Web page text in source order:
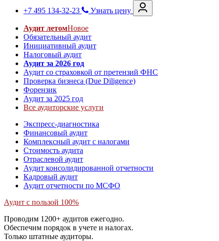
+7 495 134-32-23
Узнать цену
Аудит летомНовое
Обязательный аудит
Инициативный аудит
Налоговый аудит
Аудит за 2026 год
Аудит со страховкой от претензий ФНС
Проверка бизнеса (Due Diligence)
Форензик
Аудит за 2025 год
Все аудиторские услуги
Экспресс-диагностика
Финансовый аудит
Комплексный аудит с налогами
Стоимость аудита
Отраслевой аудит
Аудит консолидированной отчетности
Кадровый аудит
Аудит отчетности по МСФО
Аудит с пользой 100%
Проводим 1200+ аудитов ежегодно.
Обеспечим порядок в учете и налогах.
Только штатные аудиторы.